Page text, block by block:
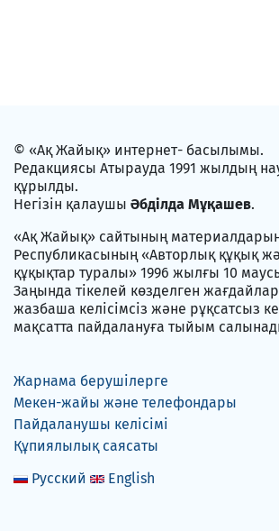
© «Ақ Жайық» интернет- басылымы.
Редакциясы Атырауда 1991 жылдың
құрылды.
Негізін қалаушы Әбділда Мұқашев.
«Ақ Жайық» сайтының материалдарын
Республикасының «Авторлық құқық
құқықтар туралы» 1996 жылғы 10
Заңында тікелей көзделген
жазбаша келісімсіз және рұқсатсыз
мақсатта пайдалануға тыйым
Жарнама берушілерге
Мекен-жайы және телефондары
Пайдаланушы келісімі
Құпиялылық саясаты
Русский
English